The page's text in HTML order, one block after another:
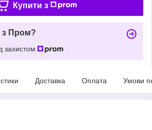
Купити з
з Пром?
захистом
Доставка Оплата Умови